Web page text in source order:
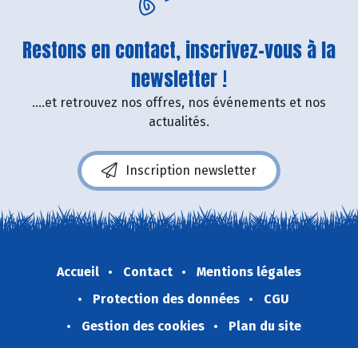
Restons en contact, inscrivez-vous à la
newsletter !
....et retrouvez nos offres, nos événements et nos
actualités.
Inscription newsletter
Accueil Contact
Mentions légales
Protection des données
CGU
Gestion des cookies
Plan du site